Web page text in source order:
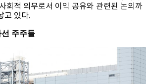
회적 의무로서 이익 공유와 관련된 논의까
고 있다.
주주들